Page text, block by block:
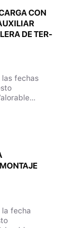
CON
DE TER-
fechas
Necesario
Valorable
fecha